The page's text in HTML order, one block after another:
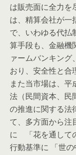
は販売面に全力を
は、精算会社が一
で、いわゆる代払
算手段も、金融機
ァームバンキング
おり、安全性と合
また当市場は、平
法（民間資本、民
の推進に関する法
て、多方面から注
に 「花を通して
行動基準に 「世の